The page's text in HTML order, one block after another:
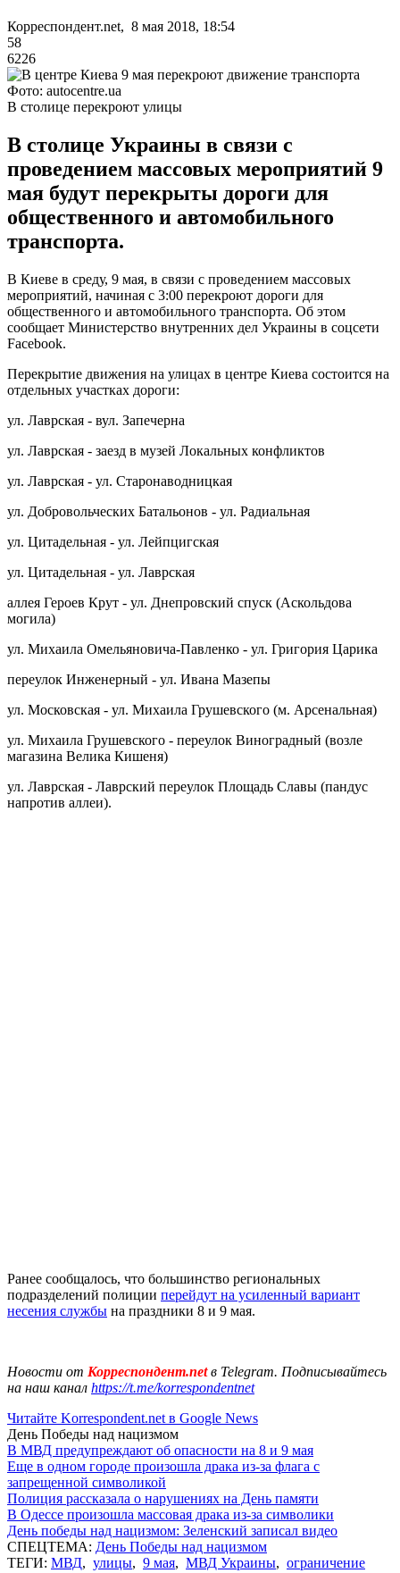
Корреспондент.net, 8 мая 2018, 18:54
58
6226
Фото: autocentre.ua
В столице перекроют улицы
В столице Украины в связи с
проведением массовых мероприятий 9
мая будут перекрыты дороги для
общественного и автомобильного
транспорта.
В Киеве в среду, 9 мая, в связи с проведением массовых
мероприятий, начиная с 3:00 перекроют дороги для
общественного и автомобильного транспорта. Об этом
сообщает Министерство внутренних дел Украины в соцсети
Facebook.
Перекрытие движения на улицах в центре Киева состоится на
отдельных участках дороги:
ул. Лаврская - вул. Запечерна
ул. Лаврская - заезд в музей Локальных конфликтов
ул. Лаврская - ул. Старонаводницкая
ул. Добровольческих Батальонов - ул. Радиальная
ул. Цитадельная - ул. Лейпцигская
ул. Цитадельная - ул. Лаврская
аллея Героев Крут - ул. Днепровский спуск (Аскольдова
могила)
ул. Михаила Омельяновича-Павленко - ул. Григория Царика
переулок Инженерный - ул. Ивана Мазепы
ул. Московская - ул. Михаила Грушевского (м. Арсенальная)
ул. Михаила Грушевского - переулок Виноградный (возле
магазина Велика Кишеня)
ул. Лаврская - Лаврский переулок Площадь Славы (пандус
напротив аллеи).
Ранее сообщалось, что большинство региональных
подразделений полиции перейдут на усиленный вариант
несения службы на праздники 8 и 9 мая.
Новости от Корреспондент.netв Telegram. Подписывайтесь
на наш канал https://t.me/korrespondentnet
Читайте Korrespondent.net в Google News
День Победы над нацизмом
В МВД предупреждают об опасности на 8 и 9 мая
Еще в одном городе произошла драка из-за флага с
запрещенной символикой
Полиция рассказала о нарушениях на День памяти
В Одессе произошла массовая драка из-за символики
День победы над нацизмом: Зеленский записал видео
СПЕЦТЕМА: День Победы над нацизмом
ТЕГИ: МВД, улицы, 9 мая, МВД Украины, ограничение